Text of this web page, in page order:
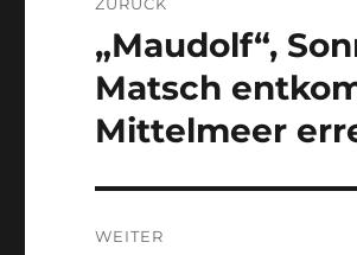
Vorheriger
Beitrag:
„Maudolf“,
Matsch
Mittelmeer
WEITER